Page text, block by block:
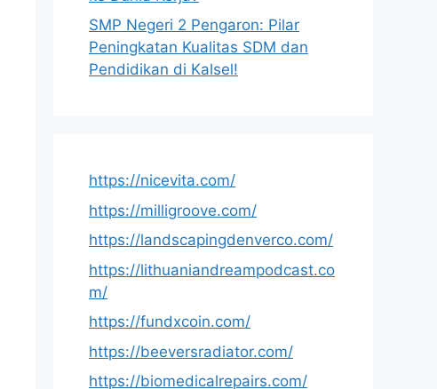
SMP Negeri 2 Pengaron: Pilar
Peningkatan Kualitas SDM dan
Pendidikan di Kalsel!
https://nicevita.com/
https://milligroove.com/
https://landscapingdenverco.com/
https://lithuaniandreampodcast.co
m/
https://fundxcoin.com/
https://beeversradiator.com/
https://biomedicalrepairs.com/